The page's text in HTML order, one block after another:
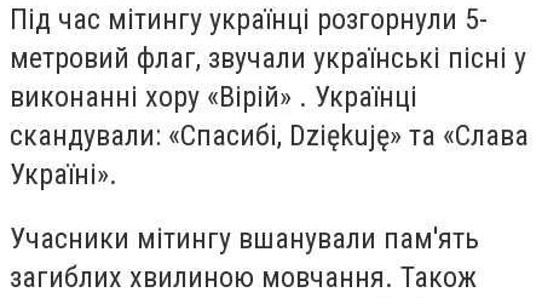
Під час мітингу українці розгорнули 5-
метровий флаг, звучали українські пісні у
виконанні хору «Вірій» . Українці
скандували: «Спасибі, Dziękuję» та «Слава
Україні».
Учасники мітингу вшанували пам'ять
загиблих хвилиною мовчання. Також